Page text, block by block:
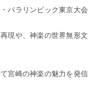
パラリンピック東京大会
現や、神楽の世界無形文
宮崎の神楽の魅力を発信